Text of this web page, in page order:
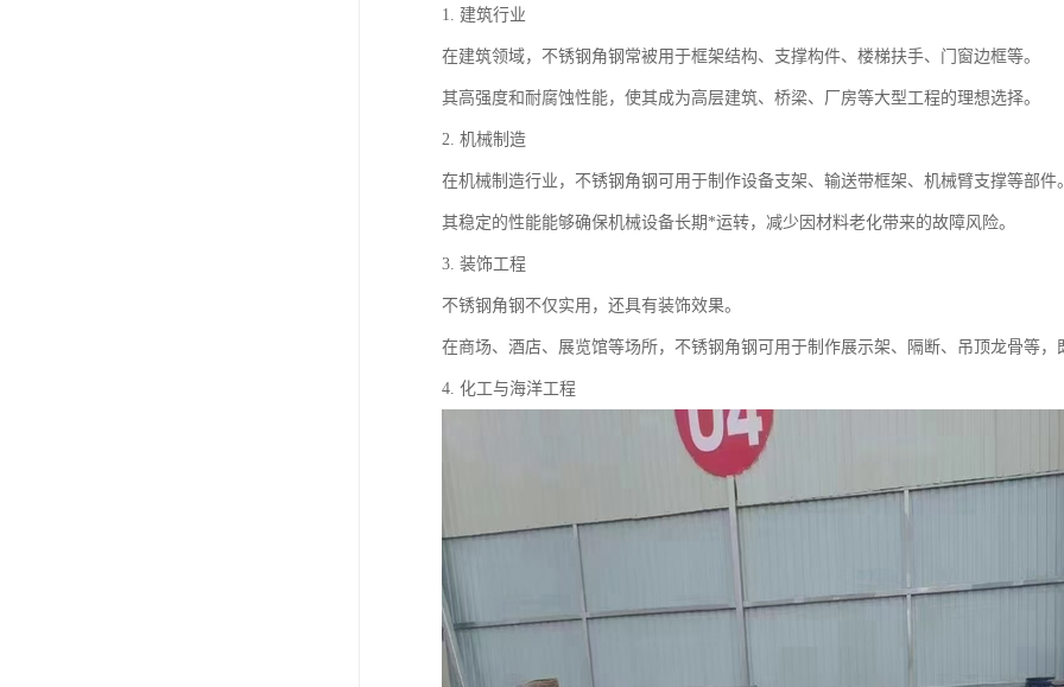
1. 建筑行业
在建筑领域，不锈钢角钢常被用于框架结构、支撑构件、楼梯扶手、门窗边框等。
其高强度和耐腐蚀性能，使其成为高层建筑、桥梁、厂房等大型工程的理想选择。
2. 机械制造
在机械制造行业，不锈钢角钢可用于制作设备支架、输送带框架、机械臂支撑等部件
其稳定的性能能够确保机械设备长期*运转，减少因材料老化带来的故障风险。
3. 装饰工程
不锈钢角钢不仅实用，还具有装饰效果。
在商场、酒店、展览馆等场所，不锈钢角钢可用于制作展示架、隔断、吊顶龙骨等，
4. 化工与海洋工程